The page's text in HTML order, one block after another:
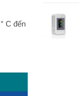
C đến
số lượng